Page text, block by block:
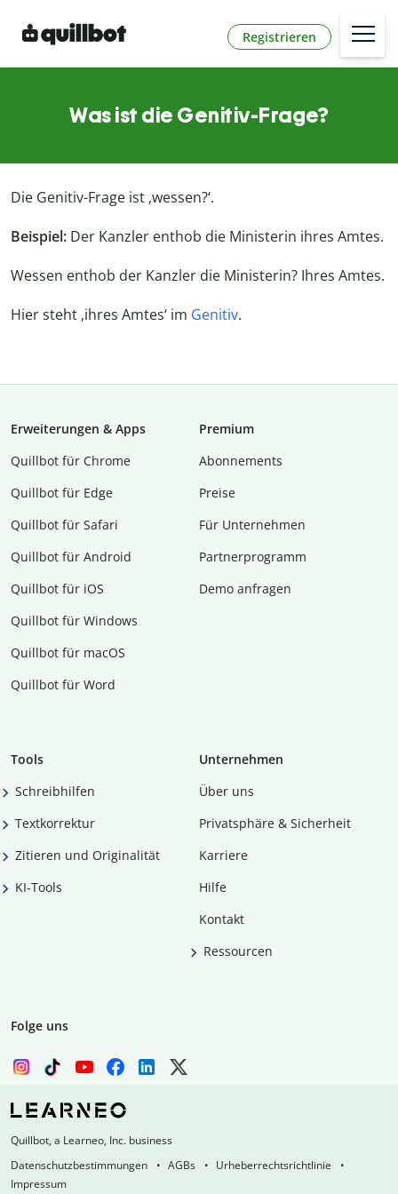
Registrieren
Was ist die Genitiv-Frage?
Die Genitiv-Frage ist ‚wessen?‘.
Beispiel: Der Kanzler enthob die Ministerin ihres Amtes.
Wessen enthob der Kanzler die Ministerin? Ihres Amtes.
Hier steht ‚ihres Amtes‘ im Genitiv.
Erweiterungen & Apps
Quillbot für Chrome
Quillbot für Edge
Quillbot für Safari
Quillbot für Android
Quillbot für iOS
Quillbot für Windows
Quillbot für macOS
Quillbot für Word
Premium
Abon­ne­ments
Preise
Für Unternehmen
Partnerprogramm
Demo anfragen
Tools
Schreibhilfen
Textkorrektur
Zitieren und Originalität
KI-Tools
Unternehmen
Über uns
Privatsphäre & Sicherheit
Karriere
Hilfe
Kontakt
Ressourcen
Folge uns
Quillbot, a Learneo, Inc. business
Datenschutzbestimmungen
AGBs
Urheberrechtsrichtlinie
Impressum